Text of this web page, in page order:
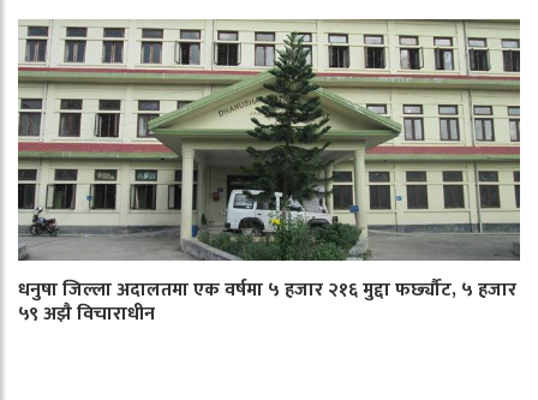
धनुषा जिल्ला अदालतमा एक वर्षमा ५ हजार २१६ मुद्दा फर्छ्यौट, ५ हजार
५९ अझै विचाराधीन